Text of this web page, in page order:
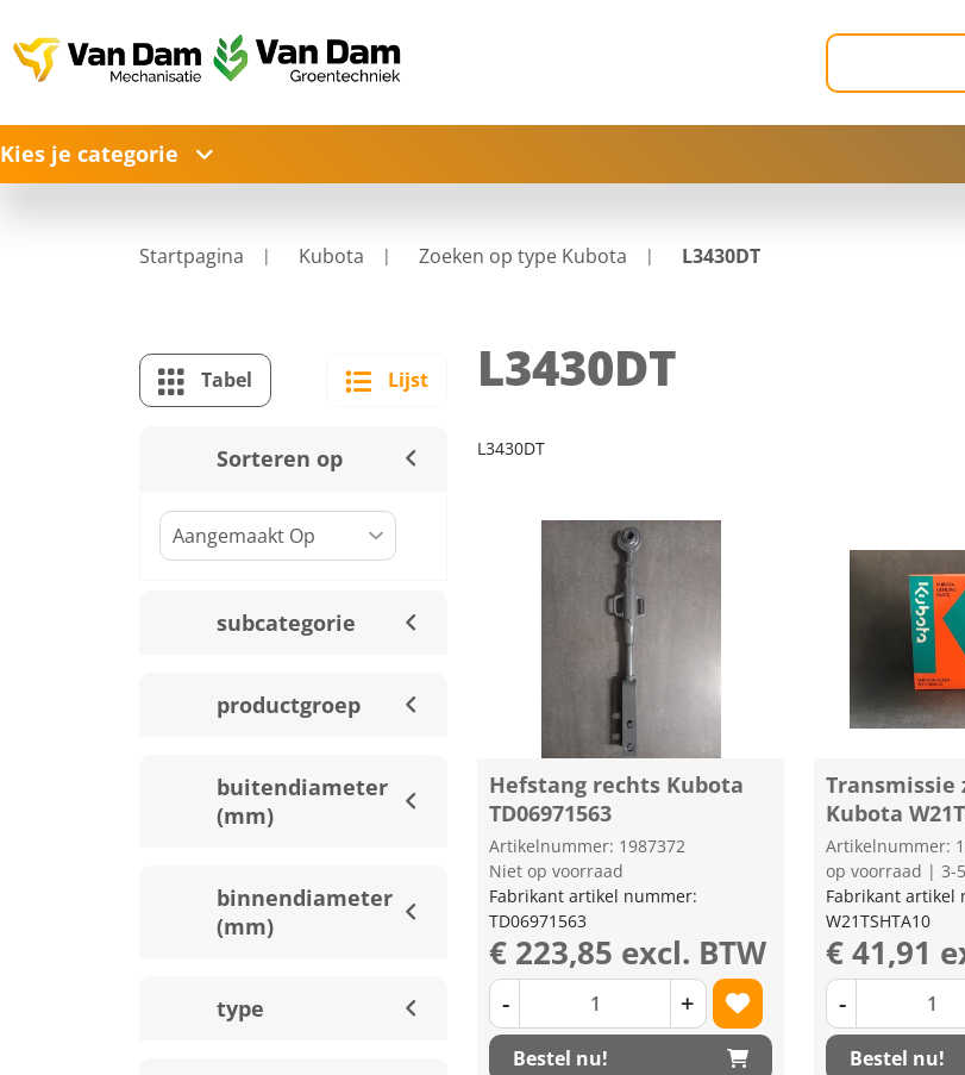
Kies je categorie
Startpagina Kubota Zoeken op type Kubota L3430DT
Tabel Lijst
Sorteren op
subcategorie
productgroep
buitendiameter
(mm)
binnendiameter
(mm)
type
L3430DT
L3430DT
Hefstang rechts Kubota
TD06971563
Artikelnummer: 1987372
Niet op voorraad
Fabrikant artikel nummer:
TD06971563
€ 223,85 excl. BTW
- +
Bestel nu!
Kubota
Artikelnummer:
op voorraad | 3-
Fabrikant artikel
W21TSHTA10
€ 41,91
-
Bestel nu!